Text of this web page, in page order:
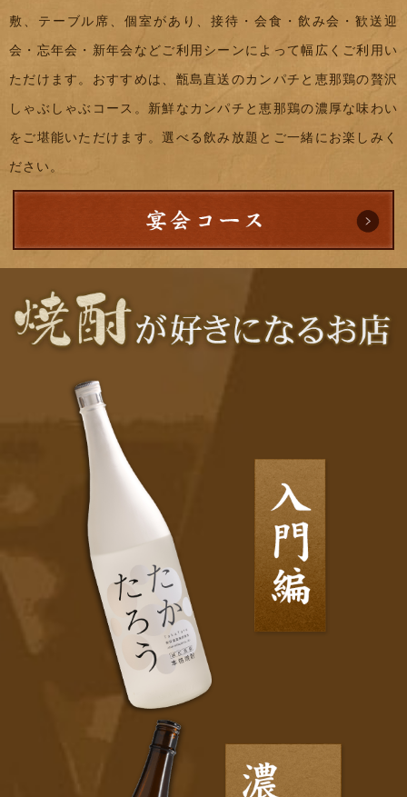
敷、テーブル席、個室があり、接待・会食・飲み会・歓送迎
会・忘年会・新年会などご利用シーンによって幅広くご利用い
ただけます。おすすめは、甑島直送のカンパチと恵那鶏の贅沢
しゃぶしゃぶコース。新鮮なカンパチと恵那鶏の濃厚な味わい
をご堪能いただけます。選べる飲み放題とご一緒にお楽しみく
ださい。